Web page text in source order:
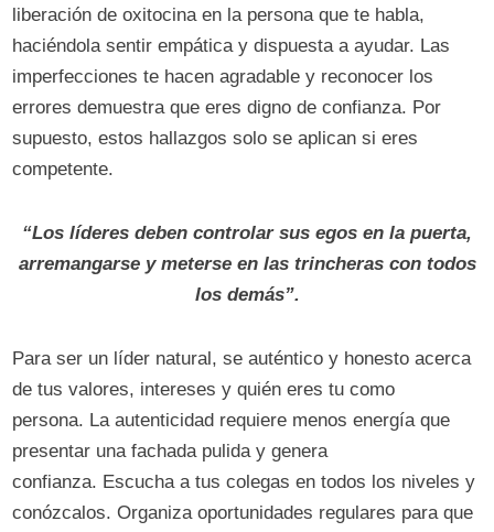
liberación de oxitocina en la persona que te habla,
haciéndola sentir empática y dispuesta a ayudar. Las
imperfecciones te hacen agradable y reconocer los
errores demuestra que eres digno de confianza. Por
supuesto, estos hallazgos solo se aplican si eres
competente.
“Los líderes deben controlar sus egos en la puerta,
arremangarse y meterse en las trincheras con todos
los demás”.
Para ser un líder natural, se auténtico y honesto acerca
de tus valores, intereses y quién eres tu como
persona. La autenticidad requiere menos energía que
presentar una fachada pulida y genera
confianza. Escucha a tus colegas en todos los niveles y
conózcalos. Organiza oportunidades regulares para que